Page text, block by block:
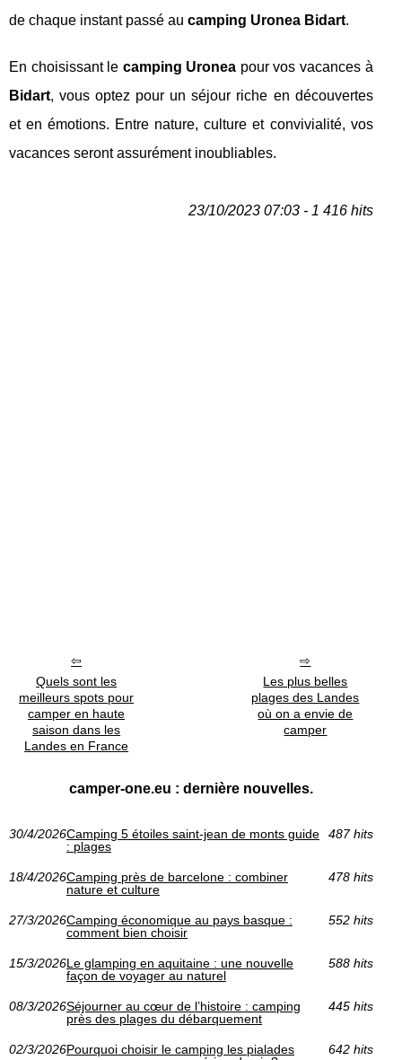
de chaque instant passé au camping Uronea Bidart.
En choisissant le camping Uronea pour vos vacances à
Bidart, vous optez pour un séjour riche en découvertes
et en émotions. Entre nature, culture et convivialité, vos
vacances seront assurément inoubliables.
23/10/2023 07:03 - 1 416 hits
Quels sont les
meilleurs spots pour
camper en haute
saison dans les
Landes en France
Les plus belles
plages des Landes
où on a envie de
camper
camper-one.eu : dernière nouvelles.
30/4/2026Camping 5 étoiles saint-jean de monts guide
: plages
487 hits
18/4/2026Camping près de barcelone : combiner
nature et culture
478 hits
27/3/2026Camping économique au pays basque :
comment bien choisir
552 hits
15/3/2026Le glamping en aquitaine : une nouvelle
façon de voyager au naturel
588 hits
08/3/2026Séjourner au cœur de l’histoire : camping
près des plages du débarquement
445 hits
02/3/2026Pourquoi choisir le camping les pialades
642 hits